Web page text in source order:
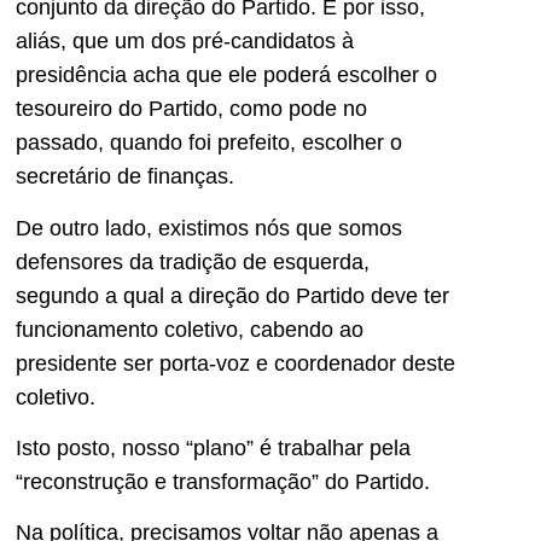
conjunto da direção do Partido. É por isso,
aliás, que um dos pré-candidatos à
presidência acha que ele poderá escolher o
tesoureiro do Partido, como pode no
passado, quando foi prefeito, escolher o
secretário de finanças.
De outro lado, existimos nós que somos
defensores da tradição de esquerda,
segundo a qual a direção do Partido deve ter
funcionamento coletivo, cabendo ao
presidente ser porta-voz e coordenador deste
coletivo.
Isto posto, nosso “plano” é trabalhar pela
“reconstrução e transformação” do Partido.
Na política, precisamos voltar não apenas a